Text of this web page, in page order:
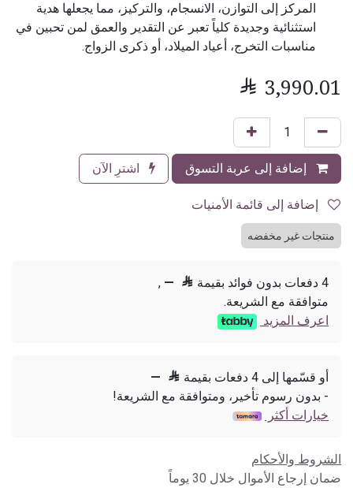
المركز إلى التوازن، الانسجام، والتركيز، مما يجعلها هدية
استثنائية وجديدة كلياً تعبر عن التقدير والعمق لمن تحبين في
مناسبات التخرج، أعياد الميلاد، أو ذكرى الزواج.
 3,990.01
إضافة إلى عربة التسوق اشترِ الآن
منتجات غير مخفضه
4 دفعات بدون فوائد بقيمة 
—
,
متوافقة مع الشريعة.
اعرف المزيد
أو قسّمها إلى 4 دفعات بقيمة 
—
- بدون رسوم تأخير، ومتوافقة مع الشريعة!
خيارات أكثر
الشروط والأحكام
ضمان إرجاع الأموال خلال 30 يوماً